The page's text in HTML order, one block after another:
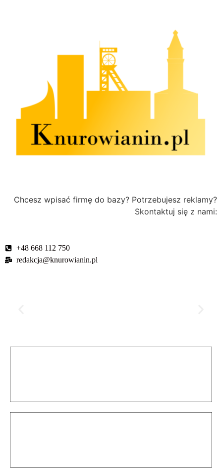
Chcesz wpisać firmę do bazy? Potrzebujesz reklamy?
Skontaktuj się z nami:
+48 668 112 750
redakcja@knurowianin.pl